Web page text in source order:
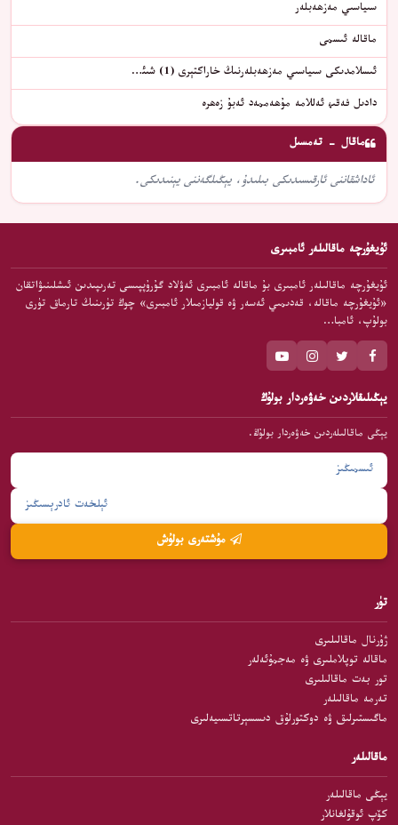
سىياسىي مەزھەبلەر
ماقالە ئىسمى
ئىسلامدىكى سىياسىي مەزھەبلەرنىڭ خاراكتېرى (1) شىئ…
دادىل فەقىھ ئەللامە مۇھەممەد ئەبۇ زەھرە
ماقال - تەمسىل
ئاداشقاننى ئارقىسىدىكى بىلىدۇ، يېڭىلگەننى يېنىدىكى.
ئۇيغۇرچە ماقالىلەر ئامبىرى
ئۇيغۇرچە ماقالىلەر ئامبىرى بۇ ماقالە ئامبىرى ئەۋلاد گۇرۇپپىسى تەرىپىدىن ئىشلىنىۋاتقان
«ئۇيغۇرچە ماقالە، قەدىمىي ئەسەر ۋە قوليازمىلار ئامبىرى» چوڭ تۈرىنىڭ تارماق تۈرى
بولۇپ، ئامبا…
يېڭىلىقلاردىن خەۋەردار بولۇڭ
يېڭى ماقالىلەردىن خەۋەردار بولۇڭ.
تۈر
ژۇرنال ماقالىلىرى
ماقالە توپلاملىرى ۋە مەجمۇئەلەر
تور بەت ماقالىلىرى
تەرمە ماقالىلەر
ماگىستىرلىق ۋە دوكتورلۇق دىسسېرتاتسىيەلىرى
ماقالىلەر
يېڭى ماقالىلەر
كۆپ ئوقۇلغانلار